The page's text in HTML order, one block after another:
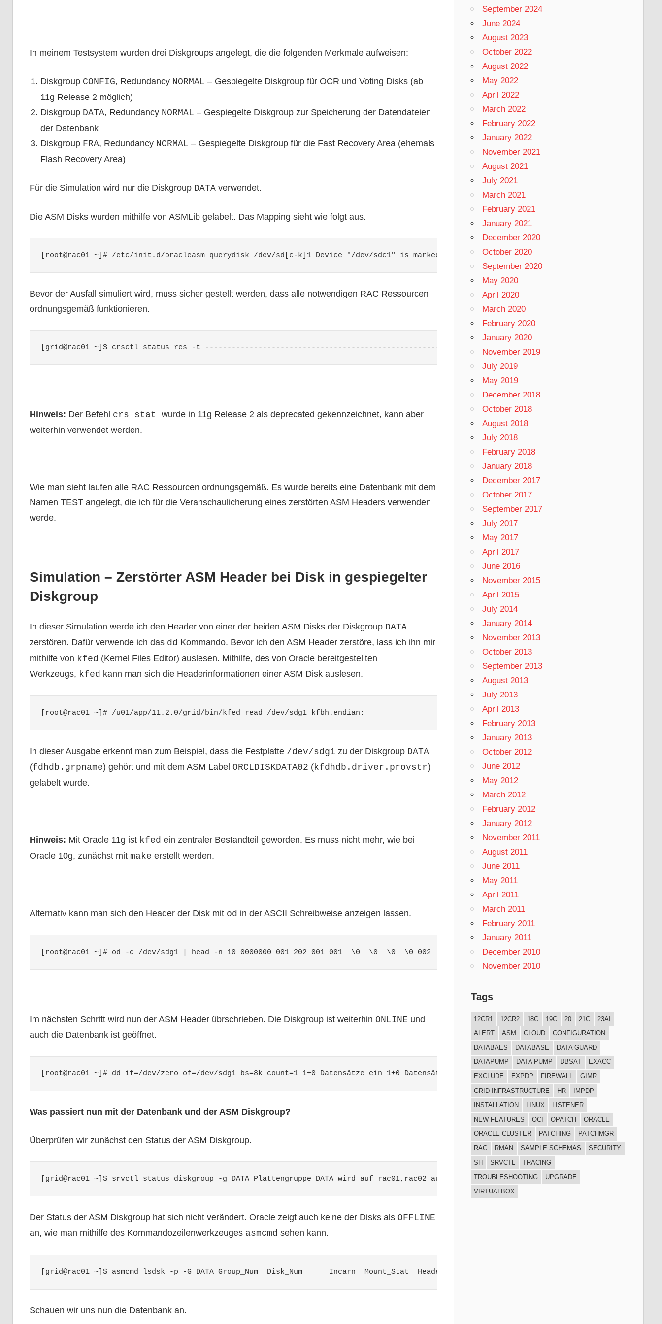
In meinem Testsystem wurden drei Diskgroups angelegt, die die folgenden Merkmale aufweisen:
Diskgroup CONFIG, Redundancy NORMAL – Gespiegelte Diskgroup für OCR und Voting Disks (ab
11g Release 2 möglich)
Diskgroup DATA, Redundancy NORMAL – Gespiegelte Diskgroup zur Speicherung der Datendateien
der Datenbank
Diskgroup FRA, Redundancy NORMAL – Gespiegelte Diskgroup für die Fast Recovery Area (ehemals
Flash Recovery Area)
Für die Simulation wird nur die Diskgroup DATAverwendet.
Die ASM Disks wurden mithilfe von ASMLib gelabelt. Das Mapping sieht wie folgt aus.
[root@rac01 ~]# /etc/init.d/oracleasm querydisk /dev/sd[c-k]1 Device "/dev/sdc1" is marked an ASM disk with the label "CONFIG01" Device
Bevor der Ausfall simuliert wird, muss sicher gestellt werden, dass alle notwendigen RAC Ressourcen
ordnungsgemäß funktionieren.
[grid@rac01 ~]$ crsctl status res -t -------------------------------------------------------------------------------- NAME           TARGET
Hinweis: Der Befehl crs_stat wurde in 11g Release 2 als deprecated gekennzeichnet, kann aber
weiterhin verwendet werden.
Wie man sieht laufen alle RAC Ressourcen ordnungsgemäß. Es wurde bereits eine Datenbank mit dem
Namen TEST angelegt, die ich für die Veranschaulicherung eines zerstörten ASM Headers verwenden
werde.
Simulation – Zerstörter ASM Header bei Disk in gespiegelter
Diskgroup
In dieser Simulation werde ich den Header von einer der beiden ASM Disks der Diskgroup DATA
zerstören. Dafür verwende ich das dd Kommando. Bevor ich den ASM Header zerstöre, lass ich ihn mir
mithilfe von kfed (Kernel Files Editor) auslesen. Mithilfe, des von Oracle bereitgestellten
Werkzeugs, kfed kann man sich die Headerinformationen einer ASM Disk auslesen.
[root@rac01 ~]# /u01/app/11.2.0/grid/bin/kfed read /dev/sdg1 kfbh.endian:                          1 ; 0x000: 0x01 kfbh.hard:
In dieser Ausgabe erkennt man zum Beispiel, dass die Festplatte /dev/sdg1 zu der Diskgroup DATA
(fdhdb.grpname) gehört und mit dem ASM Label ORCLDISKDATA02 (kfdhdb.driver.provstr)
gelabelt wurde.
Hinweis: Mit Oracle 11g ist kfed ein zentraler Bestandteil geworden. Es muss nicht mehr, wie bei
Oracle 10g, zunächst mit make erstellt werden.
Alternativ kann man sich den Header der Disk mit od in der ASCII Schreibweise anzeigen lassen.
[root@rac01 ~]# od -c /dev/sdg1 | head -n 10 0000000 001 202 001 001  \0  \0  \0  \0 002  \0  \0 200 246 213 335   [
Im nächsten Schritt wird nun der ASM Header übrschrieben. Die Diskgroup ist weiterhin ONLINE und
auch die Datenbank ist geöffnet.
[root@rac01 ~]# dd if=/dev/zero of=/dev/sdg1 bs=8k count=1 1+0 Datensätze ein 1+0 Datensätze aus 8192 Bytes (8,2 kB) kopiert, 4,7e-05
Was passiert nun mit der Datenbank und der ASM Diskgroup?
Überprüfen wir zunächst den Status der ASM Diskgroup.
[grid@rac01 ~]$ srvctl status diskgroup -g DATA Plattengruppe DATA wird auf rac01,rac02 ausgeführt
Der Status der ASM Diskgroup hat sich nicht verändert. Oracle zeigt auch keine der Disks als OFFLINE
an, wie man mithilfe des Kommandozeilenwerkzeuges asmcmd sehen kann.
[grid@rac01 ~]$ asmcmd lsdsk -p -G DATA Group_Num  Disk_Num      Incarn  Mount_Stat  Header_Stat  Mode_Stat  State   Path         3         0
Schauen wir uns nun die Datenbank an.
September 2024
June 2024
August 2023
October 2022
August 2022
May 2022
April 2022
March 2022
February 2022
January 2022
November 2021
August 2021
July 2021
March 2021
February 2021
January 2021
December 2020
October 2020
September 2020
May 2020
April 2020
March 2020
February 2020
January 2020
November 2019
July 2019
May 2019
December 2018
October 2018
August 2018
July 2018
February 2018
January 2018
December 2017
October 2017
September 2017
July 2017
May 2017
April 2017
June 2016
November 2015
April 2015
July 2014
January 2014
November 2013
October 2013
September 2013
August 2013
July 2013
April 2013
February 2013
January 2013
October 2012
June 2012
May 2012
March 2012
February 2012
January 2012
November 2011
August 2011
June 2011
May 2011
April 2011
March 2011
February 2011
January 2011
December 2010
November 2010
Tags
12CR1 12CR2 18C 19C 20 21C
23AI
ALERT
ASM CLOUD
CONFIGURATION
DATABAES
DATABASE
DATA GUARD
DATAPUMP
DATA PUMP DBSAT
EXACC
EXCLUDE
EXPDP FIREWALL
GIMR
GRID INFRASTRUCTURE
HR
IMPDP
INSTALLATION
LINUX
LISTENER
NEW FEATURES
OCI OPATCH
ORACLE
ORACLE CLUSTER
PATCHING
PATCHMGR
RAC
RMAN SAMPLE SCHEMAS
SECURITY
SH
SRVCTL
TRACING
TROUBLESHOOTING
UPGRADE
VIRTUALBOX